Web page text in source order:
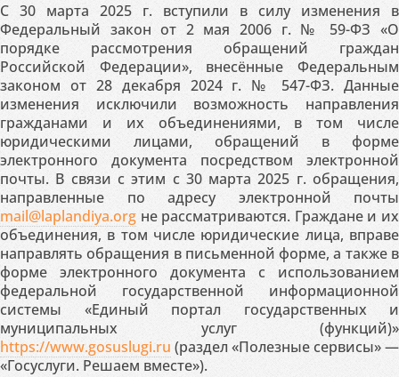
С 30 марта 2025 г. вступили в силу изменения в
Федеральный закон от 2 мая 2006 г. № 59-ФЗ «О
порядке рассмотрения обращений граждан
Российской Федерации», внесённые Федеральным
законом от 28 декабря 2024 г. № 547-ФЗ. Данные
изменения исключили возможность направления
гражданами и их объединениями, в том числе
юридическими лицами, обращений в форме
электронного документа посредством электронной
почты. В связи с этим с 30 марта 2025 г. обращения,
направленные по адресу электронной почты
mail@laplandiya.org не рассматриваются. Граждане и их
объединения, в том числе юридические лица, вправе
направлять обращения в письменной форме, а также в
форме электронного документа с использованием
федеральной государственной информационной
системы «Единый портал государственных и
муниципальных услуг (функций)»
https://www.gosuslugi.ru (раздел «Полезные сервисы» —
«Госуслуги. Решаем вместе»).